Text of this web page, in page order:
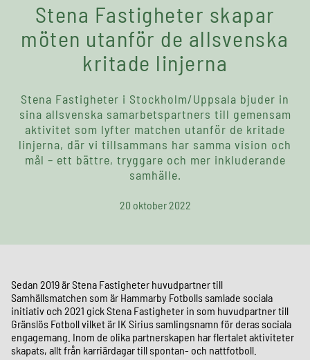
Stena Fastigheter skapar
möten utanför de allsvenska
kritade linjerna
Stena Fastigheter i Stockholm/Uppsala bjuder in
sina allsvenska samarbetspartners till gemensam
aktivitet som lyfter matchen utanför de kritade
linjerna, där vi tillsammans har samma vision och
mål – ett bättre, tryggare och mer inkluderande
samhälle.
20 oktober 2022
Sedan 2019 är Stena Fastigheter huvudpartner till
Samhällsmatchen som är Hammarby Fotbolls samlade sociala
initiativ och 2021 gick Stena Fastigheter in som huvudpartner till
Gränslös Fotboll vilket är IK Sirius samlingsnamn för deras sociala
engagemang. Inom de olika partnerskapen har flertalet aktiviteter
skapats, allt från karriärdagar till spontan- och nattfotboll.